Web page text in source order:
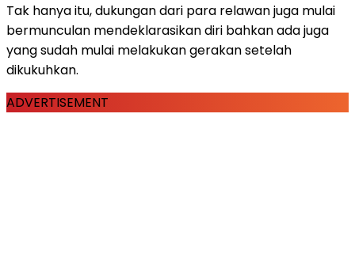
Tak hanya itu, dukungan dari para relawan juga mulai
bermunculan mendeklarasikan diri bahkan ada juga
yang sudah mulai melakukan gerakan setelah
dikukuhkan.
ADVERTISEMENT